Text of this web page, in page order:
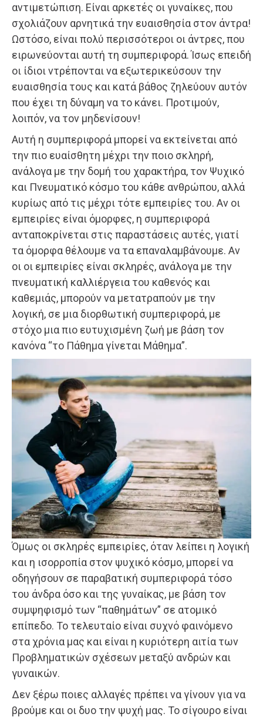
αντιμετώπιση. Είναι αρκετές οι γυναίκες, που
σχολιάζουν αρνητικά την ευαισθησία στον άντρα!
Ωστόσο, είναι πολύ περισσότεροι οι άντρες, που
ειρωνεύονται αυτή τη συμπεριφορά. Ίσως επειδή
οι ίδιοι ντρέπονται να εξωτερικεύσουν την
ευαισθησία τους και κατά βάθος ζηλεύουν αυτόν
που έχει τη δύναμη να το κάνει. Προτιμούν,
λοιπόν, να τον μηδενίσουν!
Αυτή η συμπεριφορά μπορεί να εκτείνεται από
την πιο ευαίσθητη μέχρι την ποιο σκληρή,
ανάλογα με την δομή του χαρακτήρα, τον Ψυχικό
και Πνευματικό κόσμο του κάθε ανθρώπου, αλλά
κυρίως από τις μέχρι τότε εμπειρίες του. Αν οι
εμπειρίες είναι όμορφες, η συμπεριφορά
ανταποκρίνεται στις παραστάσεις αυτές, γιατί
τα όμορφα θέλουμε να τα επαναλαμβάνουμε. Αν
οι οι εμπειρίες είναι σκληρές, ανάλογα με την
πνευματική καλλιέργεια του καθενός και
καθεμιάς, μπορούν να μετατραπούν με την
λογική, σε μια διορθωτική συμπεριφορά, με
στόχο μια πιο ευτυχισμένη ζωή με βάση τον
κανόνα “το Πάθημα γίνεται Μάθημα”.
Όμως οι σκληρές εμπειρίες, όταν λείπει η λογική
και η ισορροπία στον ψυχικό κόσμο, μπορεί να
οδηγήσουν σε παραβατική συμπεριφορά τόσο
του άνδρα όσο και της γυναίκας, με βάση τον
συμψηφισμό των “παθημάτων” σε ατομικό
επίπεδο. Το τελευταίο είναι συχνό φαινόμενο
στα χρόνια μας και είναι η κυριότερη αιτία των
Προβληματικών σχέσεων μεταξύ ανδρών και
γυναικών.
Δεν ξέρω ποιες αλλαγές πρέπει να γίνουν για να
βρούμε και οι δυο την ψυχή μας. Το σίγουρο είναι